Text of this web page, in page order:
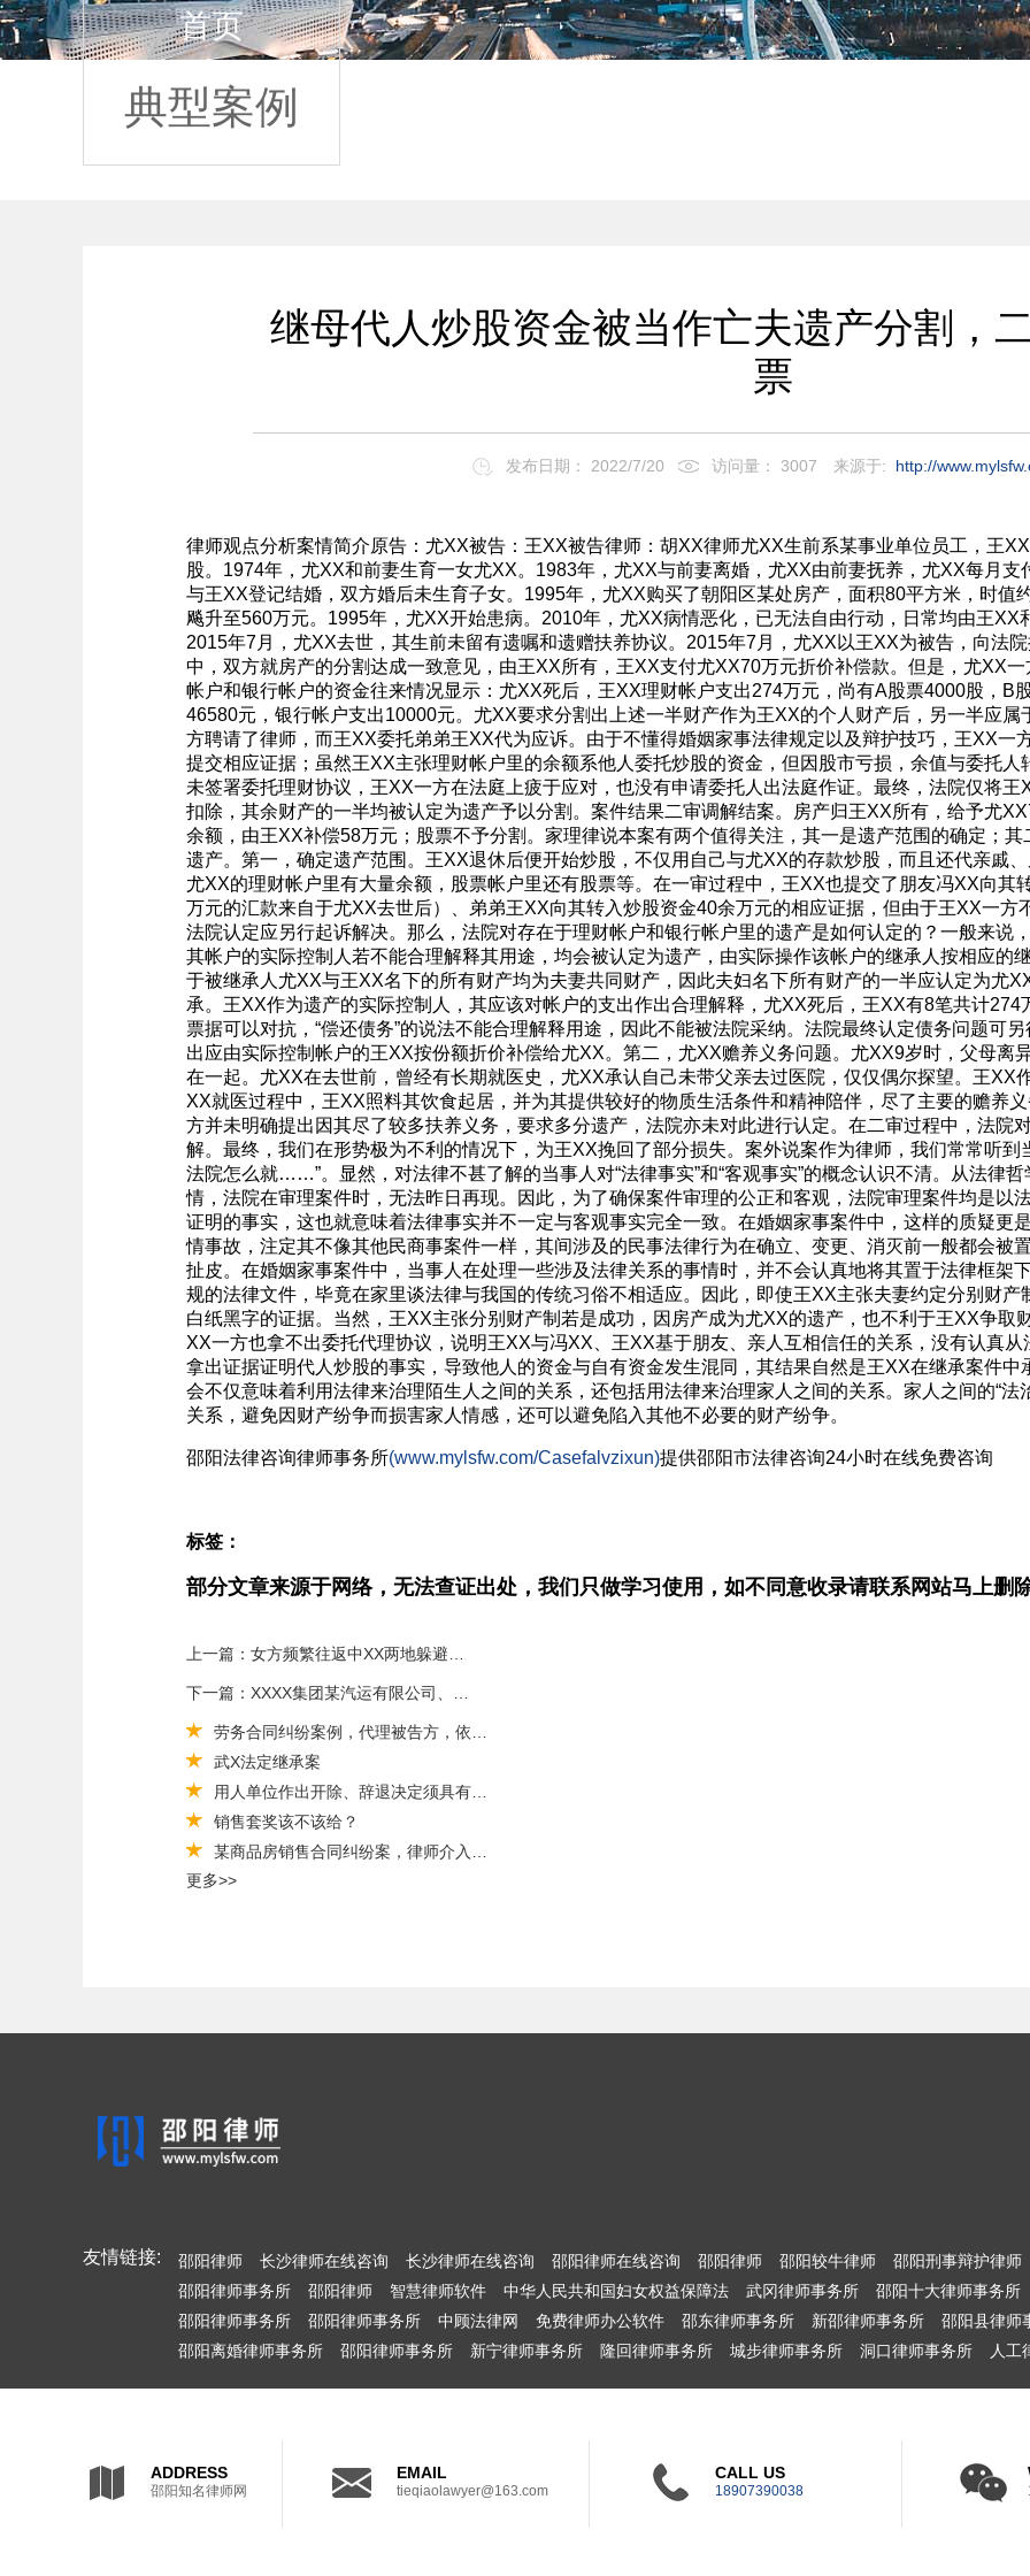
首页
典型案例
继母代人炒股资金被当作亡夫遗产分割，
票
发布日期： 2022/7/20 访问量： 3007 来源于: http://
律师观点分析案情简介原告：尤XX被告：王XX被告律师：胡XX律师尤XX生前系某事业单位员工，王
股。1974年，尤XX和前妻生育一女尤XX。1983年，尤XX与前妻离婚，尤XX由前妻抚养，尤XX每月
与王XX登记结婚，双方婚后未生育子女。1995年，尤XX购买了朝阳区某处房产，面积80平方米，时值
飚升至560万元。1995年，尤XX开始患病。2010年，尤XX病情恶化，已无法自由行动，日常均由王
2015年7月，尤XX去世，其生前未留有遗嘱和遗赠扶养协议。2015年7月，尤XX以王XX为被告，向法
中，双方就房产的分割达成一致意见，由王XX所有，王XX支付尤XX70万元折价补偿款。但是，尤XX
帐户和银行帐户的资金往来情况显示：尤XX死后，王XX理财帐户支出274万元，尚有A股票4000股，B
46580元，银行帐户支出10000元。尤XX要求分割出上述一半财产作为王XX的个人财产后，另一半应
方聘请了律师，而王XX委托弟弟王XX代为应诉。由于不懂得婚姻家事法律规定以及辩护技巧，王XX一
提交相应证据；虽然王XX主张理财帐户里的余额系他人委托炒股的资金，但因股市亏损，余值与委托
未签署委托理财协议，王XX一方在法庭上疲于应对，也没有申请委托人出法庭作证。最终，法院仅将
扣除，其余财产的一半均被认定为遗产予以分割。案件结果二审调解结案。房产归王XX所有，给予尤
余额，由王XX补偿58万元；股票不予分割。家理律说本案有两个值得关注，其一是遗产范围的确定；
遗产。第一，确定遗产范围。王XX退休后便开始炒股，不仅用自己与尤XX的存款炒股，而且还代亲戚
尤XX的理财帐户里有大量余额，股票帐户里还有股票等。在一审过程中，王XX也提交了朋友冯XX向其
万元的汇款来自于尤XX去世后）、弟弟王XX向其转入炒股资金40余万元的相应证据，但由于王XX一方
法院认定应另行起诉解决。那么，法院对存在于理财帐户和银行帐户里的遗产是如何认定的？一般来说
其帐户的实际控制人若不能合理解释其用途，均会被认定为遗产，由实际操作该帐户的继承人按相应的
于被继承人尤XX与王XX名下的所有财产均为夫妻共同财产，因此夫妇名下所有财产的一半应认定为尤
承。王XX作为遗产的实际控制人，其应该对帐户的支出作出合理解释，尤XX死后，王XX有8笔共计
票据可以对抗，“偿还债务”的说法不能合理解释用途，因此不能被法院采纳。法院最终认定债务问题可
出应由实际控制帐户的王XX按份额折价补偿给尤XX。第二，尤XX赡养义务问题。尤XX9岁时，父母离
在一起。尤XX在去世前，曾经有长期就医史，尤XX承认自己未带父亲去过医院，仅仅偶尔探望。王XX
XX就医过程中，王XX照料其饮食起居，并为其提供较好的物质生活条件和精神陪伴，尽了主要的赡养
方并未明确提出因其尽了较多扶养义务，要求多分遗产，法院亦未对此进行认定。在二审过程中，法院
解。最终，我们在形势极为不利的情况下，为王XX挽回了部分损失。案外说案作为律师，我们常常听
法院怎么就……”。显然，对法律不甚了解的当事人对“法律事实”和“客观事实”的概念认识不清。从法律
情，法院在审理案件时，无法昨日再现。因此，为了确保案件审理的公正和客观，法院审理案件均是以
证明的事实，这也就意味着法律事实并不一定与客观事实完全一致。在婚姻家事案件中，这样的质疑更
情事故，注定其不像其他民商事案件一样，其间涉及的民事法律行为在确立、变更、消灭前一般都会被
扯皮。在婚姻家事案件中，当事人在处理一些涉及法律关系的事情时，并不会认真地将其置于法律框架
规的法律文件，毕竟在家里谈法律与我国的传统习俗不相适应。因此，即使王XX主张夫妻约定分别财
白纸黑字的证据。当然，王XX主张分别财产制若是成功，因房产成为尤XX的遗产，也不利于王XX争取
XX一方也拿不出委托代理协议，说明王XX与冯XX、王XX基于朋友、亲人互相信任的关系，没有认真
拿出证据证明代人炒股的事实，导致他人的资金与自有资金发生混同，其结果自然是王XX在继承案件
会不仅意味着利用法律来治理陌生人之间的关系，还包括用法律来治理家人之间的关系。家人之间的“法
关系，避免因财产纷争而损害家人情感，还可以避免陷入其他不必要的财产纷争。
邵阳法律咨询律师事务所(www.mylsfw.com/Casefalvzixun)提供邵阳市法律咨询24小时在线免费咨询
标签：
部分文章来源于网络，无法查证出处，我们只做学习使用，如不同意收录请联系网站马上删
劳务合同纠纷案例，代理被告方，依法维护权益
武X法定继承案
用人单位作出开除、辞退决定须具有事实和法律依据
销售套奖该不该给？
某商品房销售合同纠纷案，律师介入二审成功维持原判
更多>>
友情链接: 邵阳律师 长沙律师在线咨询 长沙律师在线咨询 邵阳律师在线咨询 邵阳律师 邵阳较牛律师
邵阳刑事辩护律师
邵阳律师事务所
邵阳律师 智慧律师软件 中华人民共和国妇女权益保障法 武冈律师事务所
邵阳十大律师事务所
邵阳律师事务所
邵阳律师事务所 中顾法律网 免费律师办公软件 邵东律师事务所 新邵律师事务所
邵阳县律师
邵阳离婚律师事务所
邵阳律师事务所 新宁律师事务所 隆回律师事务所 城步律师事务所 洞口律师事务所 人工
ADDRESS
邵阳知名律师网
EMAIL
tieqiaolawyer@163.com
CALL US
18907390038